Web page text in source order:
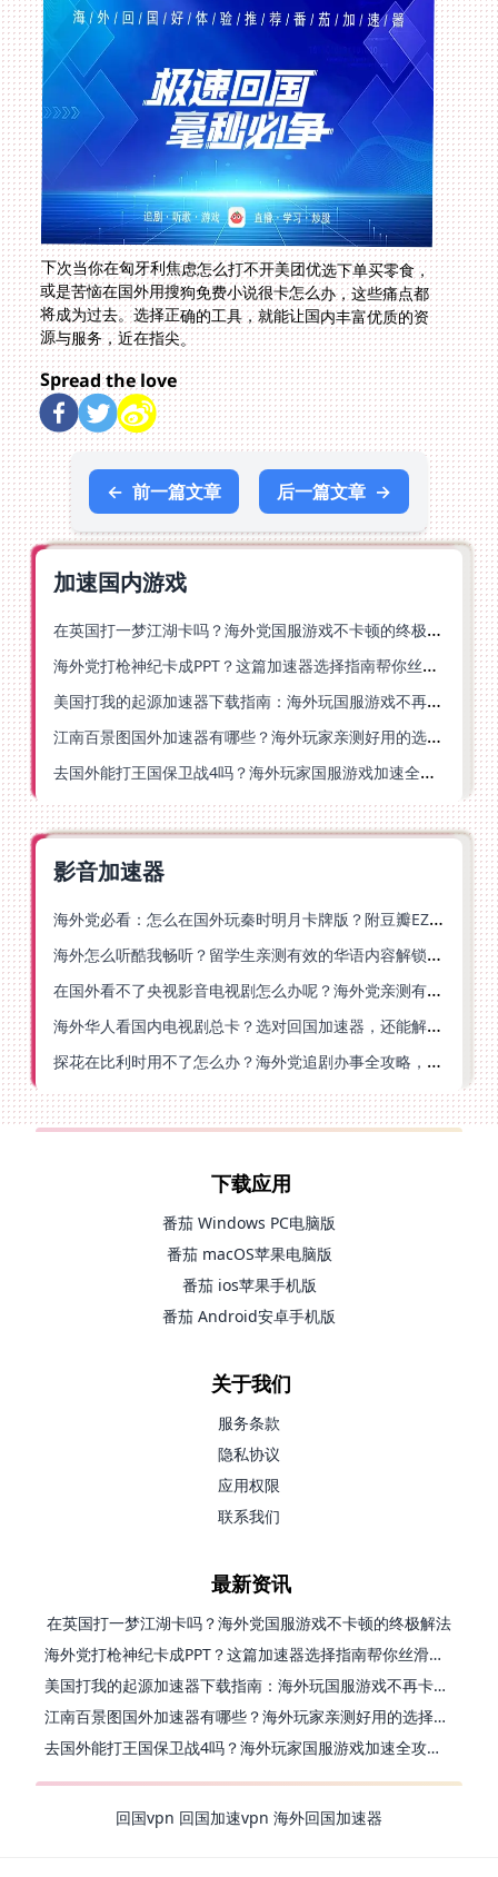
下次当你在匈牙利焦虑怎么打不开美团优选下单买零食，
或是苦恼在国外用搜狗免费小说很卡怎么办，这些痛点都
将成为过去。选择正确的工具，就能让国内丰富优质的资
源与服务，近在指尖。
Spread the love
← 前一篇文章 后一篇文章 →
加速国内游戏
在英国打一梦江湖卡吗？海外党国服游戏不卡顿的终极解法
海外党打枪神纪卡成PPT？这篇加速器选择指南帮你丝滑上分
美国打我的起源加速器下载指南：海外玩国服游戏不再卡的终极方案
江南百景图国外加速器有哪些？海外玩家亲测好用的选择与避坑指南
去国外能打王国保卫战4吗？海外玩家国服游戏加速全攻略（附公主连结幻想江湖实测）
影音加速器
海外党必看：怎么在国外玩秦时明月卡牌版？附豆瓣EZCast地区限制破解法
海外怎么听酷我畅听？留学生亲测有效的华语内容解锁指南
在国外看不了央视影音电视剧怎么办呢？海外党亲测有效的回国加速方案
海外华人看国内电视剧总卡？选对回国加速器，还能解决菲律宾打不开反诈中心的问题
探花在比利时用不了怎么办？海外党追剧办事全攻略，选对加速器就够了
下载应用
番茄 Windows PC电脑版
番茄 macOS苹果电脑版
番茄 ios苹果手机版
番茄 Android安卓手机版
关于我们
服务条款
隐私协议
应用权限
联系我们
最新资讯
在英国打一梦江湖卡吗？海外党国服游戏不卡顿的终极解法
海外党打枪神纪卡成PPT？这篇加速器选择指南帮你丝滑上分
美国打我的起源加速器下载指南：海外玩国服游戏不再卡的终极方案
江南百景图国外加速器有哪些？海外玩家亲测好用的选择与避坑指南
去国外能打王国保卫战4吗？海外玩家国服游戏加速全攻略（附公主连结幻想江湖实测）
回国vpn 回国加速vpn 海外回国加速器